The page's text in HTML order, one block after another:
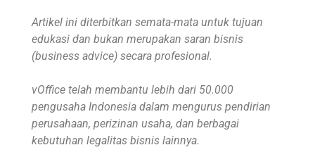
Artikel ini diterbitkan semata-mata untuk tujuan
edukasi dan bukan merupakan saran bisnis
(business advice) secara profesional.
vOffice telah membantu lebih dari 50.000
pengusaha Indonesia dalam mengurus pendirian
perusahaan, perizinan usaha, dan berbagai
kebutuhan legalitas bisnis lainnya.